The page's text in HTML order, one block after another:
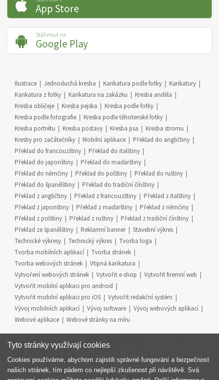
App Store
Stáhnout na
Google Play
Ilustrace Jednoduchá kresba Karikatura podle fotky
Karikatury
Karikatura z fotky
Karikatura na zakázku
Kresba anděla
Kresba obličeje
Kresba pejska
Kresba podle fotky
Kresba podle fotografie
Kresba podle těhotenské fotky
Kresba portrétu
Kresba postavy Kresba psa
Kresba stromu
Kresby pro začátečníky
Mobilní aplikace
Překlad do angličtiny
Překlad do francouzštiny
Překlad do italštiny
Překlad do japonštiny
Překlad do maďarštiny
Překlad do němčiny
Překlad do polštiny
Překlad do ruštiny
Překlad do španělštiny
Překlad do tradiční čínštiny
Překlad z angličtiny
Překlad z francouzštiny
Překlad z italštiny
Překlad z japonštiny
Překlad z maďarštiny
Překlad z němčiny
Překlad z polštiny
Překlad z ruštiny
Překlad z tradiční čínštiny
Překlad ze španělštiny
Reklamní banner
Stavební výkres
Technické výkresy
Technický výkres
Tvorba loga
Tvorba mobilních aplikací
Tvorba stránek
Tvorba webových stránek
Vtipná karikatura
Vytvoření webových stránek
Vytvořit e-shop
Vytvořit firemní web
Vytvořit mobilní aplikaci pro android
Vytvořit mobilní aplikaci pro iOS
Vytvořit redakční systém
Vývoj mobilních aplikací
Vývoj software
Vývoj webových aplikací
Webové aplikace
Webové stránky na míru
Součást skupiny
Tyto stránky využívají cookies
Cookies používáme, abychom zajistili správné fungování a bezpečnost
našich stránek, tím pádem co nejlepší zkušenost při návštěvě. Svá